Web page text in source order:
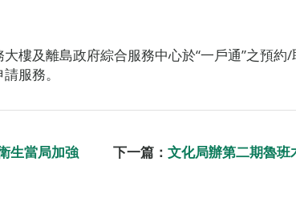
樓及離島政府綜合服務中心於“一戶通”之預約/
服務。
生當局加強
下一篇： 文化局辦第二期魯班